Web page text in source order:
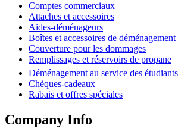
Comptes commerciaux
Attaches et accessoires
Aides-déménageurs
Boîtes et accessoires de déménagement
Couverture pour les dommages
Remplissages et réservoirs de propane
Déménagement au service des
Chèques-cadeaux
Rabais et offres spéciales
Company Info